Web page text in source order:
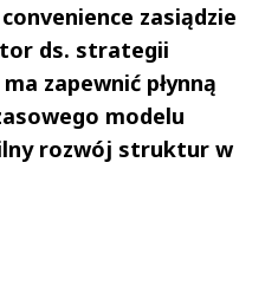
zasiądzie
ds. strategii
zapewnić płynną
modelu
rozwój struktur w